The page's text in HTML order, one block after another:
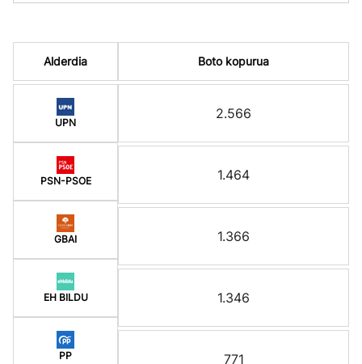
Alderdia
UPN
PSN-PSOE
GBAI
EH BILDU
PP
Boto kopurua
2.566
1.464
1.366
1.346
771